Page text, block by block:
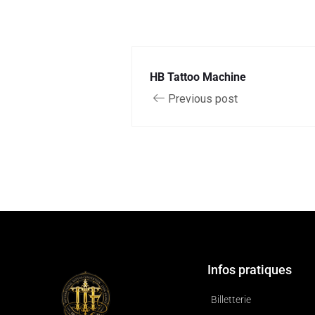
HB Tattoo Machine
Previous post
Infos pratiques
Billetterie